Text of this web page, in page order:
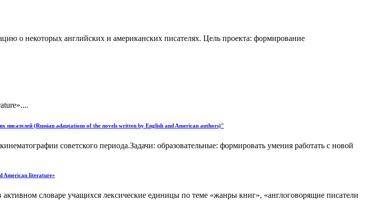
о некоторых английских и американских писателях. Цель проекта: формирование
писателей (Russian adaptations of the novels written by English and American authors)"
советского периода.Задачи: образовательные: формировать умения работать с новой
American literature»
словаре учащихся лексические единицы по теме «жанры книг», «англоговорящие писатели